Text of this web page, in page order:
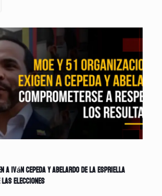
a Iván Cepeda y Abelardo de la Espriella
elecciones